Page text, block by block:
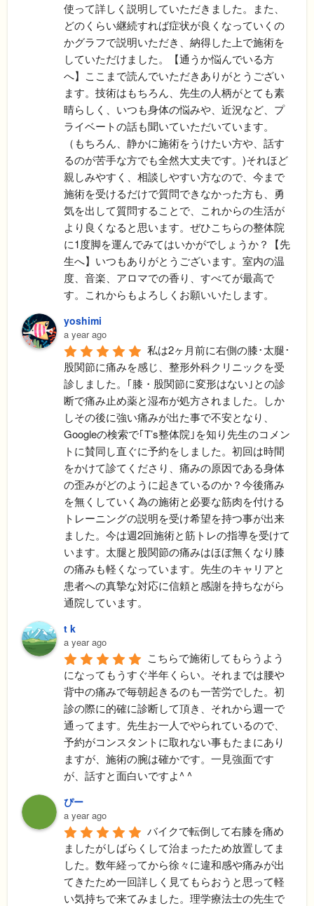
使って詳しく説明していただきました。また、
どのくらい継続すれば症状が良くなっていくの
かグラフで説明いただき、納得した上で施術を
していただけました。【通うか悩んでいる方
へ】ここまで読んでいただきありがとうござい
ます。技術はもちろん、先生の人柄がとても素
晴らしく、いつも身体の悩みや、近況など、プ
ライベートの話も聞いていただいています。
（もちろん、静かに施術をうけたい方や、話す
るのが苦手な方でも全然大丈夫です。)それほど
親しみやすく、相談しやすい方なので、今まで
施術を受けるだけで質問できなかった方も、勇
気を出して質問することで、これからの生活が
より良くなると思います。ぜひこちらの整体院
に1度脚を運んでみてはいかがでしょうか？【先
生へ】いつもありがとうございます。室内の温
度、音楽、アロマでの香り、すべてが最高で
す。これからもよろしくお願いいたします。
yoshimi
a year ago
私は2ヶ月前に右側の膝･太腿･
股関節に痛みを感じ、整形外科クリニックを受
診しました。｢膝・股関節に変形はない｣との診
断で痛み止め薬と湿布が処方されました。しか
しその後に強い痛みが出た事で不安となり、
Googleの検索で｢T’s整体院｣を知り先生のコメン
トに賛同し直ぐに予約をしました。初回は時間
をかけて診てくださり、痛みの原因である身体
の歪みがどのように起きているのか？今後痛み
を無くしていく為の施術と必要な筋肉を付ける
トレーニングの説明を受け希望を持つ事が出来
ました。今は週2回施術と筋トレの指導を受けて
います。太腿と股関節の痛みはほぼ無くなり膝
の痛みも軽くなっています。先生のキャリアと
患者への真摯な対応に信頼と感謝を持ちながら
通院しています。
t k
a year ago
こちらで施術してもらうよう
になってもうすぐ半年くらい。それまでは腰や
背中の痛みで毎朝起きるのも一苦労でした。初
診の際に的確に診断して頂き、それから週一で
通ってます。先生お一人でやられているので、
予約がコンスタントに取れない事もたまにあり
ますが、施術の腕は確かです。一見強面です
が、話すと面白いですよ^ ^
ぴー
a year ago
バイクで転倒して右膝を痛め
ましたがしばらくして治まったため放置してま
した。数年経ってから徐々に違和感や痛みが出
てきたため一回詳しく見てもらおうと思って軽
い気持ちで来てみました。理学療法士の先生で